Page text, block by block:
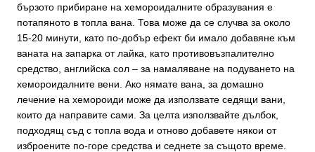
бързото прибиране на хемороидалните образувания е
потапяното в топла вана. Това може да се случва за около
15-20 минути, като по-добър ефект би имало добавяне към
ваната на запарка от лайка, като противовъзпалително
средство, английска сол – за намаляване на подуването на
хемороидалните вени. Ако нямате вана, за домашно
лечение на хемороиди може да използвате седящи вани,
които да направите сами. За целта използвайте дълбок,
подходящ съд с топла вода и отново добавете някои от
изброените по-горе средства и седнете за същото време.